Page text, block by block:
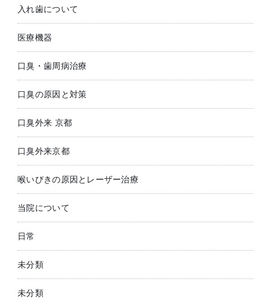
入れ歯について
医療機器
口臭・歯周病治療
口臭の原因と対策
口臭外来 京都
口臭外来京都
喉いびきの原因とレーザー治療
当院について
日常
未分類
未分類